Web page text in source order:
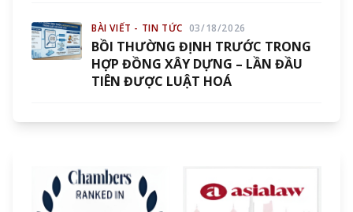
BÀI VIẾT - TIN TỨC 03/18/2026
BỒI THƯỜNG ĐỊNH TRƯỚC TRONG
HỢP ĐỒNG XÂY DỰNG – LẦN ĐẦU
TIÊN ĐƯỢC LUẬT HOÁ